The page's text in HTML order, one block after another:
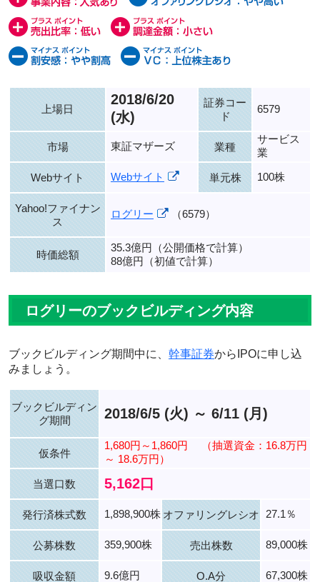
上場日
2018/6/20
(水)
証券コー
ド
6579
市場 東証マザーズ 業種
サービス
業
Webサイト Webサイト 単元株 100株
Yahoo!ファイナン
ス
ログリー （6579）
時価総額
35.3億円（公開価格で計算）
88億円（初値で計算）
ログリーのブックビルディング内容
ブックビルディング期間中に、 幹事証券からIPOに申し込
みましょう。
ブックビルディン
グ期間
2018/6/5 (火) ～ 6/11 (月)
仮条件
1,680円～1,860円
（抽選資金：16.8万円
～ 18.6万円）
当選口数 5,162口
発行済株式数 1,898,900株 オファリングレシオ 27.1％
公募株数 359,900株 売出株数 89,000株
吸収金額 9.6億円 O.A分 67,300株